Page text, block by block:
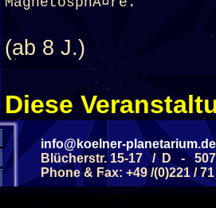
(ab 8 J.)
Diese
Klicken Sie Hier
Diese
info@koelner-planetarium.de
Blücherstr. 15-17 / D -
Phone & Fax: +49 /(0)221 /